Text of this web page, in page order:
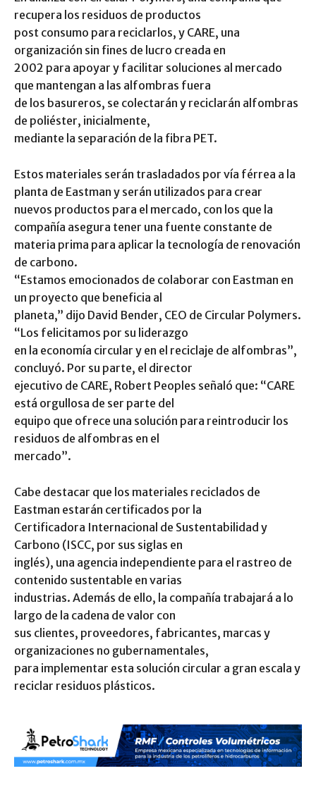
recupera los residuos de productos
post consumo para reciclarlos, y CARE, una
organización sin fines de lucro creada en
2002 para apoyar y facilitar soluciones al mercado
que mantengan a las alfombras fuera
de los basureros, se colectarán y reciclarán alfombras
de poliéster, inicialmente,
mediante la separación de la fibra PET.
Estos materiales serán trasladados por vía férrea a la
planta de Eastman y serán utilizados para crear
nuevos productos para el mercado, con los que la
compañía asegura tener una fuente constante de
materia prima para aplicar la tecnología de renovación
de carbono.
“Estamos emocionados de colaborar con Eastman en
un proyecto que beneficia al
planeta,” dijo David Bender, CEO de Circular Polymers.
“Los felicitamos por su liderazgo
en la economía circular y en el reciclaje de alfombras”,
concluyó. Por su parte, el director
ejecutivo de CARE, Robert Peoples señaló que: “CARE
está orgullosa de ser parte del
equipo que ofrece una solución para reintroducir los
residuos de alfombras en el
mercado”.
Cabe destacar que los materiales reciclados de
Eastman estarán certificados por la
Certificadora Internacional de Sustentabilidad y
Carbono (ISCC, por sus siglas en
inglés), una agencia independiente para el rastreo de
contenido sustentable en varias
industrias. Además de ello, la compañía trabajará a lo
largo de la cadena de valor con
sus clientes, proveedores, fabricantes, marcas y
organizaciones no gubernamentales,
para implementar esta solución circular a gran escala y
reciclar residuos plásticos.